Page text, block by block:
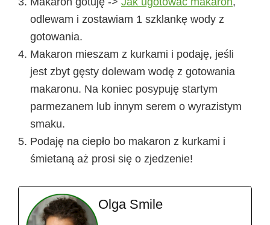
odlewam i zostawiam 1 szklankę wody z
gotowania.
Makaron mieszam z kurkami i podaję, jeśli
jest zbyt gęsty dolewam wodę z gotowania
makaronu. Na koniec posypuję startym
parmezanem lub innym serem o wyrazistym
smaku.
Podaję na ciepło bo makaron z kurkami i
śmietaną aż prosi się o zjedzenie!
Olga Smile